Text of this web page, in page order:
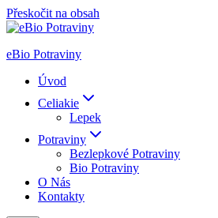
Přeskočit na obsah
eBio Potraviny
Úvod
Celiakie
Lepek
Potraviny
Bezlepkové Potraviny
Bio Potraviny
O Nás
Kontakty